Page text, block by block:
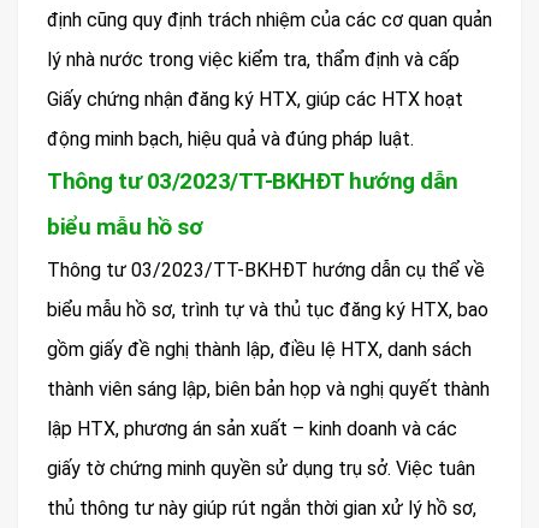
định cũng quy định trách nhiệm của các cơ quan quản
lý nhà nước trong việc kiểm tra, thẩm định và cấp
Giấy chứng nhận đăng ký HTX, giúp các HTX hoạt
động minh bạch, hiệu quả và đúng pháp luật.
Thông tư 03/2023/TT-BKHĐT hướng dẫn
biểu mẫu hồ sơ
Thông tư 03/2023/TT-BKHĐT hướng dẫn cụ thể về
biểu mẫu hồ sơ, trình tự và thủ tục đăng ký HTX, bao
gồm giấy đề nghị thành lập, điều lệ HTX, danh sách
thành viên sáng lập, biên bản họp và nghị quyết thành
lập HTX, phương án sản xuất – kinh doanh và các
giấy tờ chứng minh quyền sử dụng trụ sở. Việc tuân
thủ thông tư này giúp rút ngắn thời gian xử lý hồ sơ,